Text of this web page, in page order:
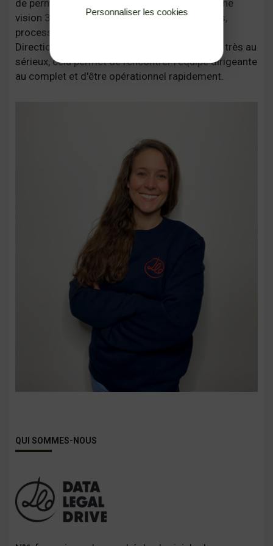
de permettre aux nouveaux arrivants d'avoir une
vision 360° de l'entreprise : objectifs, produits,
processus existants, enjeux des différentes
Directions. Chaque intervenant prend la tâche très au
sérieux, cela permet de rencontrer l'équipe dirigeante
au complet et d'être opérationnel rapidement.
QUI SOMMES-NOUS
Personnaliser les cookies